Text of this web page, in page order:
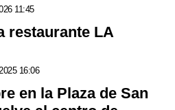
11:45
restaurante LA
16:06
en la Plaza de San